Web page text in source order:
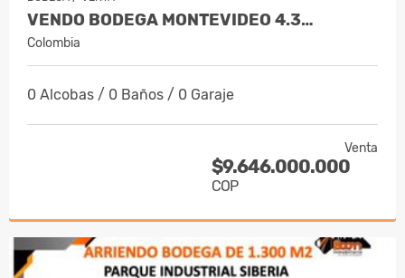
VENDO BODEGA MONTEVIDEO 4.3…
Colombia
0 Alcobas / 0 Baños / 0 Garaje
Venta
$9.646.000.000
COP